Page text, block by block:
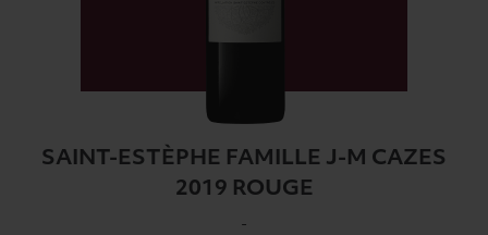
SAINT-ESTÈPHE FAMILLE J-M CAZES
2019 ROUGE
-